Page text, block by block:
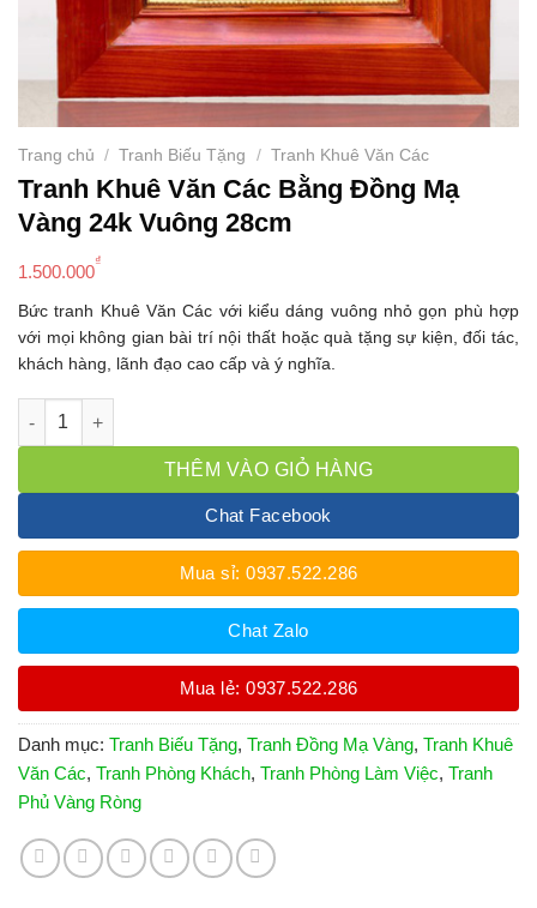
Trang chủ / Tranh Biếu Tặng / Tranh Khuê Văn Các
Tranh Khuê Văn Các Bằng Đồng Mạ
Vàng 24k Vuông 28cm
1.500.000
₫
Bức tranh Khuê Văn Các với kiểu dáng vuông nhỏ gọn phù hợp
với mọi không gian bài trí nội thất hoặc quà tặng sự kiện, đối tác,
khách hàng, lãnh đạo cao cấp và ý nghĩa.
Tranh Khuê Văn Các Bằng Đồng Mạ Vàng 24k Vuông 28cm số
THÊM VÀO GIỎ HÀNG
Chat Facebook
Mua sỉ: 0937.522.286
Chat Zalo
Mua lẻ: 0937.522.286
Danh mục: Tranh Biếu Tặng, Tranh Đồng Mạ Vàng, Tranh Khuê
Văn Các, Tranh Phòng Khách, Tranh Phòng Làm Việc, Tranh
Phủ Vàng Ròng